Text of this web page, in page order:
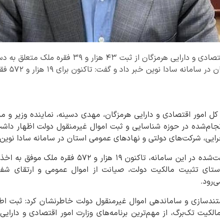
نماینده وزیر و مدیرکل امور اقتصادی و دارایی
دولتی
امور اقتصادی و دارایی هرمزگان، مهدی دسینه، نماینده وزیر و
شرکت‌های دولتی و نهادهای عمومی استان در سامانه سادا
وی افزود: از مجموع املاک ثبت‌شده در این سامانه،
تثبیت مالکیت دولت، صیانت از اموال عمومی و ارتقای
و ساماندهی اموال غیرمنقول دولت خاطرنشان کرد: ثبت
تک‌برگ، از مهم‌ترین برنامه‌های وزارت امور اقتصادی و